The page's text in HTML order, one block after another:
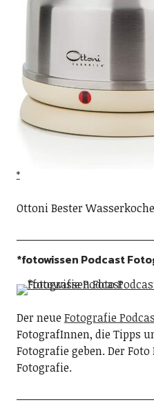
Ottoni Bester
*fotowissen Podcast
Der neueFotografie
FotografInnen, die Tipps
Fotografie geben. Der
Fotografie.